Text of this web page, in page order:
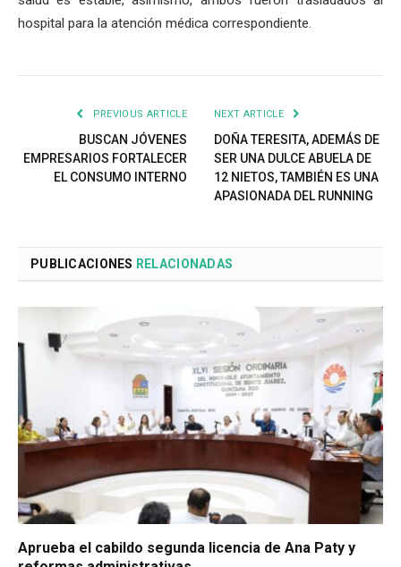
hospital para la atención médica correspondiente.
PREVIOUS ARTICLE
BUSCAN JÓVENES
EMPRESARIOS FORTALECER
EL CONSUMO INTERNO
NEXT ARTICLE
DOÑA TERESITA, ADEMÁS DE
SER UNA DULCE ABUELA DE
12 NIETOS, TAMBIÉN ES UNA
APASIONADA DEL RUNNING
PUBLICACIONES RELACIONADAS
Aprueba el cabildo segunda licencia de Ana Paty y